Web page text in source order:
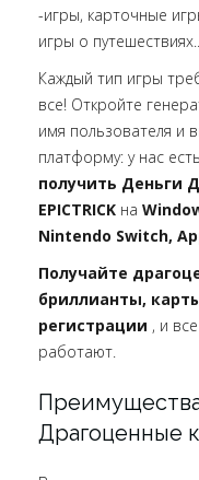
-игры, карточные
игры о
Каждый тип игры
все! Откройте
имя пользователя и
платформу: у нас
получить Деньги
EPICTRICK на
Nintendo Switch,
Получайте
бриллианты,
регистрации , и
работают.
Драгоценные